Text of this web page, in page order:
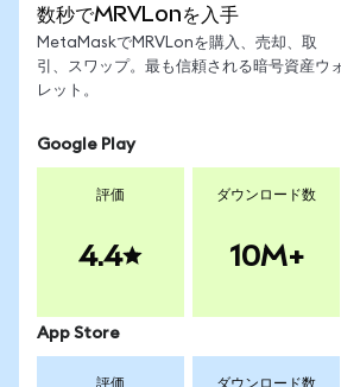
数秒でMRVLonを入手
MetaMaskでMRVLonを購入、売却、取
引、スワップ。最も信頼される暗号資産ウ
レット。
Google Play
評価
4.4
ダウンロード数
10M+
App Store
評価 ダウンロード数